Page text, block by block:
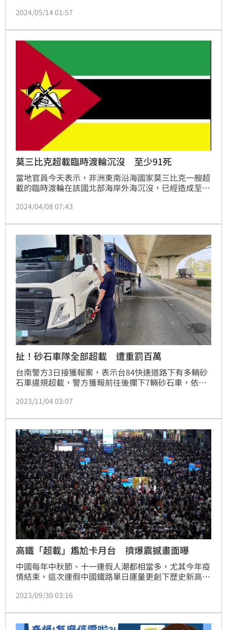
2024/05/14 01:57
莫三比克超載臨時渡輪沉沒 至少91死
當地官員今天表示，非洲東南沿海國家莫三比克一艘超
載的臨時渡輪在該國北部海岸外海沉沒，已經造成至少
2024/04/08 07:43
扯！砂石車隊全部超載 遭重罰百萬
台南警方3日接獲報案，表示台84快速道路下有多輛砂
石車違規超載，警方獲報前往後攔下7輛砂石車，依法
締，共開出21罰單，總金額破百萬。
2023/11/04 03:07
高鐵「超載」尷尬卡月台 擠爆震撼畫面曝
中國每年中秋節、十一連假人潮都相當多，尤其今年疫
情結束，這次連假中國鐵路單日運量更創下歷史新高，
景，畫面也相當震撼，甚至有高鐵列車因為超載無法開
2023/09/30 03:16